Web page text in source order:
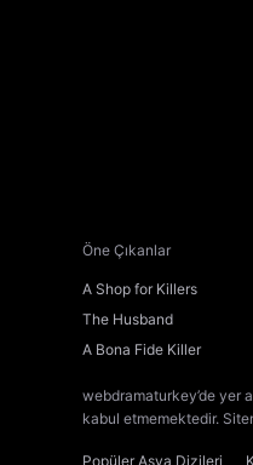
Öne Çıkanlar
A Shop for Killers
The Husband
A Bona Fide Killer
webdramaturkey’de yer
kabul etmemektedir.
Popüler Asya Dizileri